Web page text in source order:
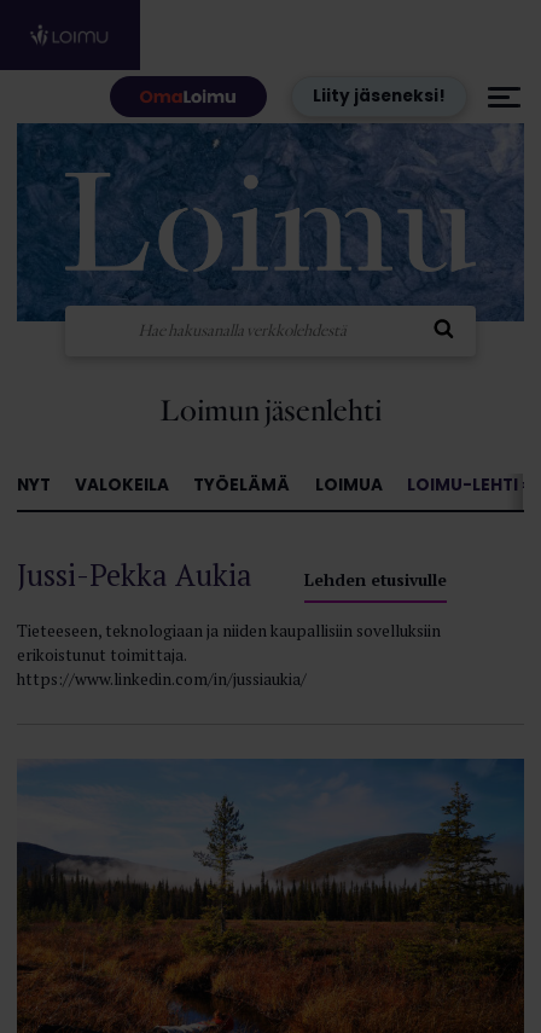
Liity jäseneksi!
Loimun jäsenlehti
NYT VALOKEILA TYÖELÄMÄ LOIMUA LOIMU-LEHTI »
Jussi-Pekka Aukia Lehden etusivulle
Tieteeseen, teknologiaan ja niiden kaupallisiin sovelluksiin
erikoistunut toimittaja.
https://www.linkedin.com/in/jussiaukia/